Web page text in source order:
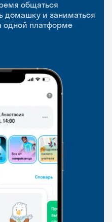
общаться
домашку и заниматься
одной платформе
новые слова где
практики
с преподавателями